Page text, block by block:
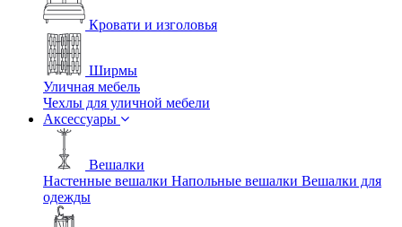
Кровати и изголовья
Ширмы
Уличная мебель
Чехлы для уличной мебели
Аксессуары
Вешалки
Настенные вешалки Напольные вешалки Вешалки для
одежды